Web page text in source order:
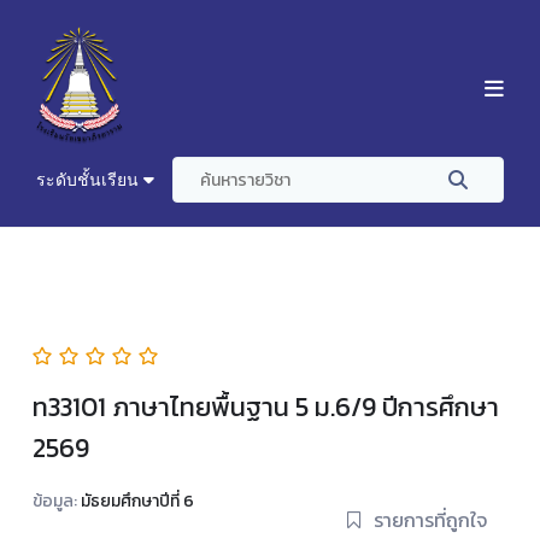
ระดับชั้นเรียน
ท33101 ภาษาไทยพื้นฐาน 5 ม.6/9 ปีการศึกษา
2569
ข้อมูล:มัธยมศึกษาปีที่ 6
รายการที่ถูกใจ